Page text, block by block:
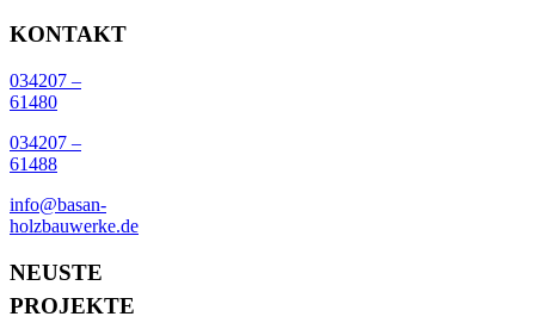
KONTAKT
034207 –
61480
034207 –
61488
info@basan-
holzbauwerke.de
NEUSTE
PROJEKTE